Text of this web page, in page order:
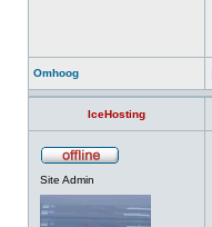
Omhoog
IceHosting
Site Admin